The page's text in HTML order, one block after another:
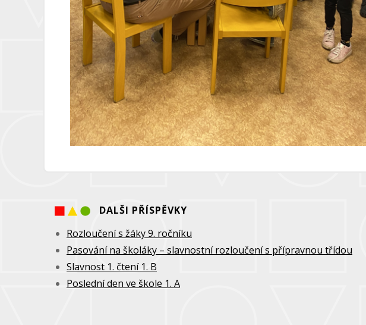
DALŠI PŘÍSPĚVKY
Rozloučení s žáky 9. ročníku
Pasování na školáky – slavnostní rozloučení s přípravnou třídou
Slavnost 1. čtení 1. B
Poslední den ve škole 1. A